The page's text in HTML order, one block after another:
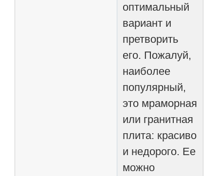
оптимальный
вариант и
претворить
его. Пожалуй,
наиболее
популярный,
это мраморная
или гранитная
плита: красиво
и недорого. Ее
можно